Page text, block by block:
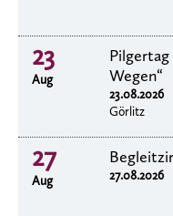
23
Aug
Wegen“
23.08.2026
Görlitz
27
Aug 27.08.2026